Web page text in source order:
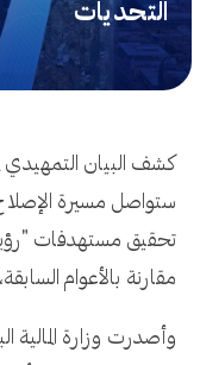
التحديات
ستواصل مسيرة
مقارنة بالأعوام
وأصدرت وزارة المالية